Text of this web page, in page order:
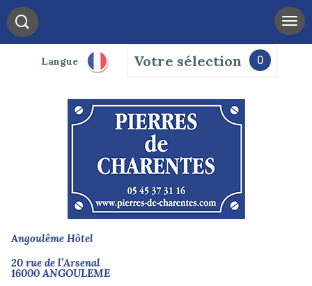
Langue Votre sélection 0
Angoulême Hôtel
20 rue de l’Arsenal
16000 ANGOULEME